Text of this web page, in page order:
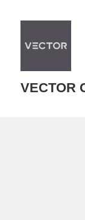
VECTOR